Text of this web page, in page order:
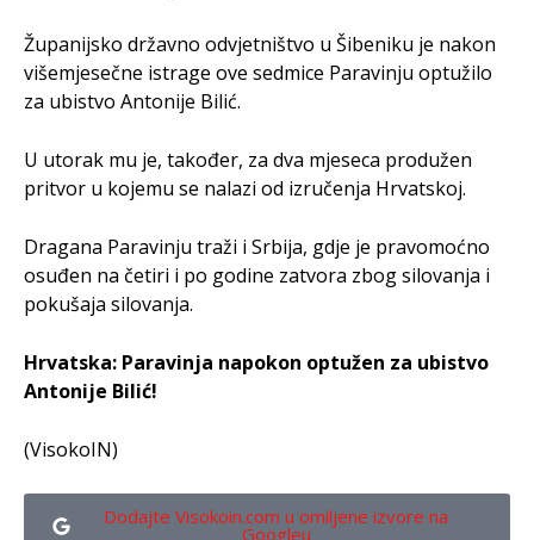
Županijsko državno odvjetništvo u Šibeniku je nakon
višemjesečne istrage ove sedmice Paravinju optužilo
za ubistvo Antonije Bilić.
U utorak mu je, također, za dva mjeseca produžen
pritvor u kojemu se nalazi od izručenja Hrvatskoj.
Dragana Paravinju traži i Srbija, gdje je pravomoćno
osuđen na četiri i po godine zatvora zbog silovanja i
pokušaja silovanja.
Hrvatska: Paravinja napokon optužen za ubistvo
Antonije Bilić!
(VisokoIN)
Dodajte Visokoin.com u omiljene izvore na
Googleu